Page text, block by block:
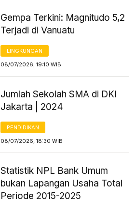
Gempa Terkini: Magnitudo 5,2
Terjadi di Vanuatu
LINGKUNGAN
08/07/2026, 19:10 WIB
Jumlah Sekolah SMA di DKI
Jakarta | 2024
PENDIDIKAN
08/07/2026, 18:30 WIB
Statistik NPL Bank Umum
bukan Lapangan Usaha Total
Periode 2015-2025